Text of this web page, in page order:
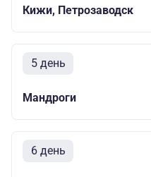
Кижи, Петрозаводск
5 день
Мандроги
6 день